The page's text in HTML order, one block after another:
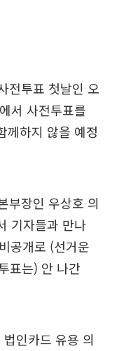
전투표 첫날인 오
서 사전투표를
께하지 않을 예정
부장인 우상호 의
기자들과 만나
공개로 (선거운
표는) 안 나간
인카드 유용 의